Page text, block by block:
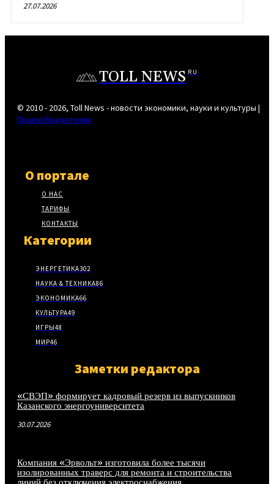
27.07.2026
TOLL NEWS RU
© 2010 - 2026, Toll News - новости экономики, науки и культуры |
Правообладателям
О портале
О НАС
ТАРИФЫ
КОНТАКТЫ
Категории
ЭНЕРГЕТИКА302
НАУКА & ТЕХНИКА86
ЭКОНОМИКА66
КУЛЬТУРА49
ИГРЫ48
МИР46
Заметки редактора
«СВЭП» формирует кадровый резерв из выпускников
Казанского энергоуниверситета
30.07.2026
Компания «Эрвольт» изготовила более тысячи
изолированных траверс для ремонта и строительства